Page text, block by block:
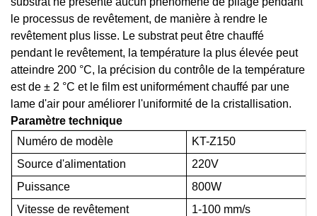
le processus de revêtement, de manière à rendre le
revêtement plus lisse. Le substrat peut être chauffé
pendant le revêtement, la température la plus élevée peut
atteindre 200 °C, la précision du contrôle de la température
est de ± 2 °C et le film est uniformément chauffé par une
lame d'air pour améliorer l'uniformité de la cristallisation.
Paramètre technique
Numéro de modèle
KT-Z150
Source d'alimentation
220V
Puissance
800W
Vitesse de revêtement
1-100 mm/s